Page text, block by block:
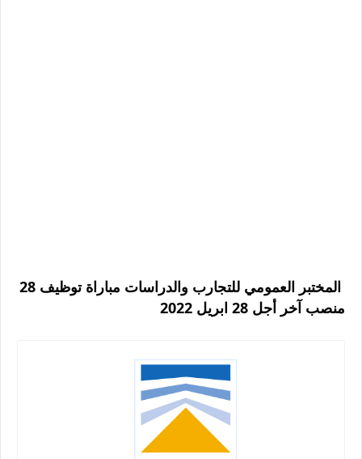
المختبر العمومي للتجارب والدراسات مباراة توظيف 28
منصب آخر أجل 28 ابريل 2022